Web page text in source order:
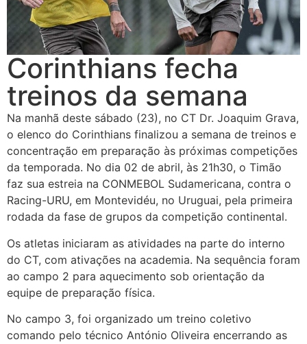
Corinthians fecha
treinos da semana
Na manhã deste sábado (23), no CT Dr. Joaquim Grava,
o elenco do Corinthians finalizou a semana de treinos e
concentração em preparação às próximas competições
da temporada. No dia 02 de abril, às 21h30, o Timão
faz sua estreia na CONMEBOL Sudamericana, contra o
Racing-URU, em Montevidéu, no Uruguai, pela primeira
rodada da fase de grupos da competição continental.
Os atletas iniciaram as atividades na parte do interno
do CT, com ativações na academia. Na sequência foram
ao campo 2 para aquecimento sob orientação da
equipe de preparação física.
No campo 3, foi organizado um treino coletivo
comando pelo técnico António Oliveira encerrando as